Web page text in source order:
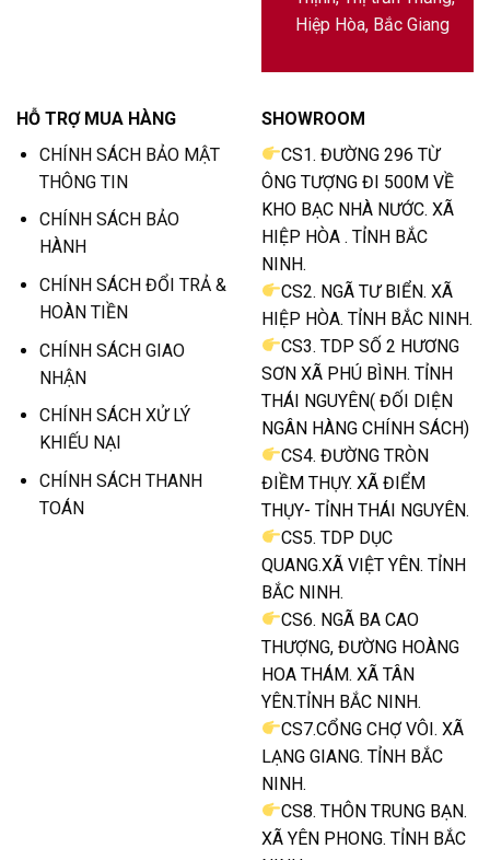
Hiệp Hòa, Bắc Giang
HỖ TRỢ MUA HÀNG
CHÍNH SÁCH BẢO MẬT
THÔNG TIN
CHÍNH SÁCH BẢO
HÀNH
CHÍNH SÁCH ĐỔI TRẢ &
HOÀN TIỀN
CHÍNH SÁCH GIAO
NHẬN
CHÍNH SÁCH XỬ LÝ
KHIẾU NẠI
CHÍNH SÁCH THANH
TOÁN
SHOWROOM
CS1. ĐƯỜNG 296 TỪ
ÔNG TƯỢNG ĐI 500M VỀ
KHO BẠC NHÀ NƯỚC. XÃ
HIỆP HÒA . TỈNH BẮC
NINH.
CS2. NGÃ TƯ BIỂN. XÃ
HIỆP HÒA. TỈNH BẮC NINH.
CS3. TDP SỐ 2 HƯƠNG
SƠN XÃ PHÚ BÌNH. TỈNH
THÁI NGUYÊN( ĐỐI DIỆN
NGÂN HÀNG CHÍNH SÁCH)
CS4. ĐƯỜNG TRÒN
ĐIỀM THỤY. XÃ ĐIỂM
THỤY- TỈNH THÁI NGUYÊN.
CS5. TDP DỤC
QUANG.XÃ VIỆT YÊN. TỈNH
BẮC NINH.
CS6. NGÃ BA CAO
THƯỢNG, ĐƯỜNG HOÀNG
HOA THÁM. XÃ TÂN
YÊN.TỈNH BẮC NINH.
CS7.CỔNG CHỢ VÔI. XÃ
LẠNG GIANG. TỈNH BẮC
NINH.
CS8. THÔN TRUNG BẠN.
XÃ YÊN PHONG. TỈNH BẮC